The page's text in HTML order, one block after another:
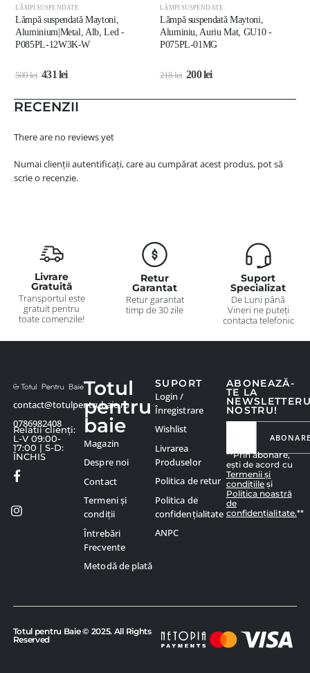
LĂMPI SUSPENDATE
Lămpă suspendată Maytoni,
Aluminium|Metal, Alb, Led -
P085PL-12W3K-W
509lei 431lei
LĂMPI SUSPENDATE
Lămpă suspendată Maytoni,
Aluminiu, Auriu Mat, GU10 -
P075PL-01MG
218lei 200lei
RECENZII
There are no reviews yet
Numai clienții autentificați, care au cumpărat acest produs, pot să
scrie o recenzie.
Livrare
Gratuită
Transportul este
gratuit pentru
toate comenzile!
Retur
Garantat
Retur garantat
timp de 30 zile
Suport
Specializat
De Luni până
Vineri ne puteți
contacta telefonic
contact@totulpentrubaie.ro
0786982408
Relatii clienți:
L-V 09:00-
17:00 | S-D:
ÎNCHIS
ABONEAZĂ-
TE LA
NOSTRU!
**Prin abonare,
ești de acord cu
Termenii și
condițiile și
Politica noastră
de
confidențialitate.**
Totul
pentru
baie
Magazin
Despre noi
Contact
Termeni și
condiții
Întrebări
Frecvente
Metodă de plată
SUPORT
Login /
Înregistrare
Wishlist
Livrarea
Produselor
Politica de retur
Politica de
confidențialitate
ANPC
Totul pentru Baie © 2025. All Rights
Reserved